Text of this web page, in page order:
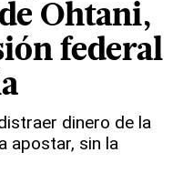
Ohtani,
federal
dinero de la
apostar, sin la